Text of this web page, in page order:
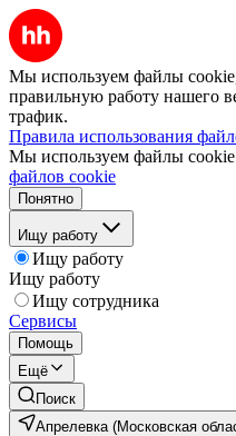
Мы используем файлы
правильную работу нашего
трафик.
Правила использования
Мы используем файлы
файлов cookie
Понятно
Ищу работу
Ищу работу
Ищу работу
Ищу сотрудника
Сервисы
Помощь
Ещё
Поиск
Апрелевка (Московская